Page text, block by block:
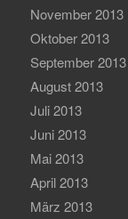
November 2013
Oktober 2013
September 2013
August 2013
Juli 2013
Juni 2013
Mai 2013
April 2013
März 2013